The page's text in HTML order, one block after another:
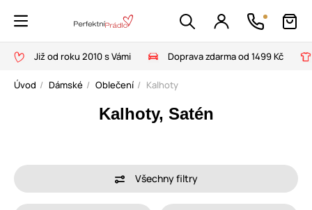
Již od roku 2010 s Vámi Doprava zdarma od 1499 Kč
Úvod Dámské Oblečení Kalhoty
Kalhoty, Satén
Všechny filtry